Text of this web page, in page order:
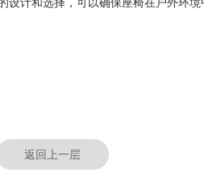
返回上一层